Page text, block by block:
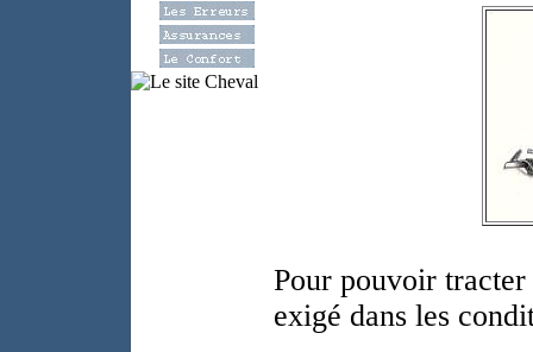
Pour pouvoir
exigé dans les